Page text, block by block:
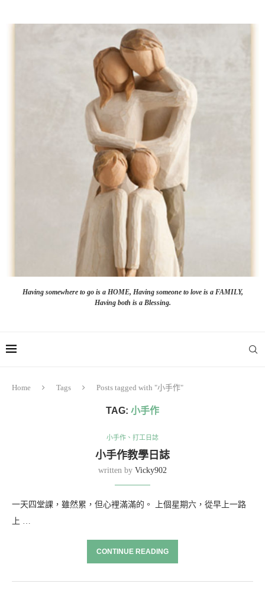
Having somewhere to go is a HOME, Having someone to love is a FAMILY,
Having both is a Blessing.
Home Tags Posts tagged with "小手作"
TAG: 小手作
小手作、打工日誌
小手作教學日誌
written by Vicky902
一天四堂課，雖然累，但心裡滿滿的。 上個星期六，從早上一路
上 …
CONTINUE READING